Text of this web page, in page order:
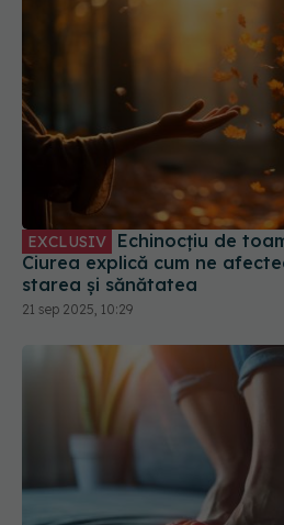
Ciurea explică cum ne
starea și sănătatea
21 sep 2025, 10:29
EXCLUSIV Cum să scapi de monturi. Dr. Codrin